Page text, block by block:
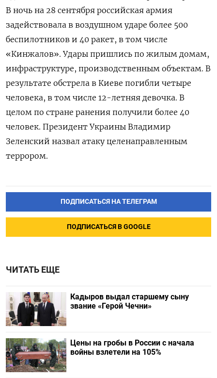
В ночь на 28 сентября российская армия
задействовала в воздушном ударе более 500
беспилотников и 40 ракет, в том числе
«Кинжалов». Удары пришлись по жилым домам,
инфраструктуре, производственным объектам. В
результате обстрела в Киеве погибли четыре
человека, в том числе 12-летняя девочка. В
целом по стране ранения получили более 40
человек. Президент Украины Владимир
Зеленский назвал атаку целенаправленным
террором.
ПОДПИСАТЬСЯ НА ТЕЛЕГРАМ
ПОДПИСАТЬСЯ В GOOGLE
ЧИТАТЬ ЕЩЕ
Кадыров выдал старшему сыну
звание «Герой Чечни»
Цены на гробы в России с начала
войны взлетели на 105%